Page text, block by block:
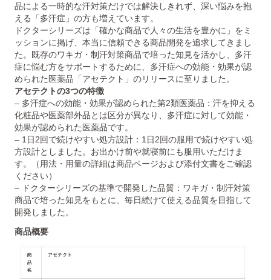
品による一時的な汗対策だけでは解決しきれず、深い悩みを抱
える「多汗症」の方も増えています。
ドクターシリーズは「確かな商品で人々の生活を豊かに」をミ
ッションに掲げ、本当に信頼できる商品開発を追求してきまし
た。既存のワキガ・制汗対策商品で培った知見を活かし、多汗
症に悩む方をサポートするために、多汗症への効能・効果が認
められた医薬品「アセテクト」のリリースに至りました。
アセテクトの3つの特徴
– 多汗症への効能・効果が認められた第2類医薬品：汗を抑える
化粧品や医薬部外品とは区分が異なり、多汗症に対して効能・
効果が認められた医薬品です。
– 1日2回で続けやすい処方設計：1日2回の服用で続けやすい処
方設計としました。お出かけ前や就寝前にも服用いただけま
す。（用法・用量の詳細は商品ページおよび添付文書をご確認
ください）
– ドクターシリーズの基準で開発した品質：ワキガ・制汗対策
商品で培った知見をもとに、毎日続けて使える品質を目指して
開発しました。
商品概要